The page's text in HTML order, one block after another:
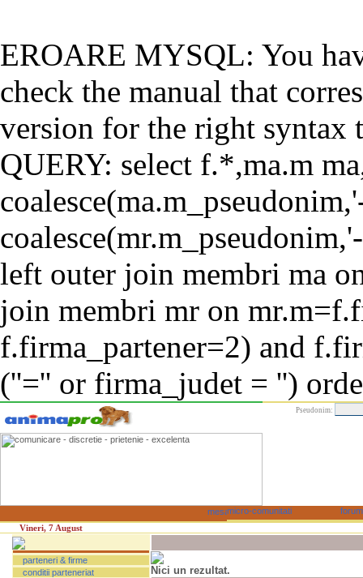
EROARE MYSQL: You
check the manual that
version for the right syntax
QUERY: select f.*,ma.m
left outer join membri ma
join membri mr on
f.firma_partener=2) and
(''='' or firma_judet = '')
Pseudonim:
Vineri, 7 August
parteneri & firme
conditii parteneriat
Nici un rezultat.